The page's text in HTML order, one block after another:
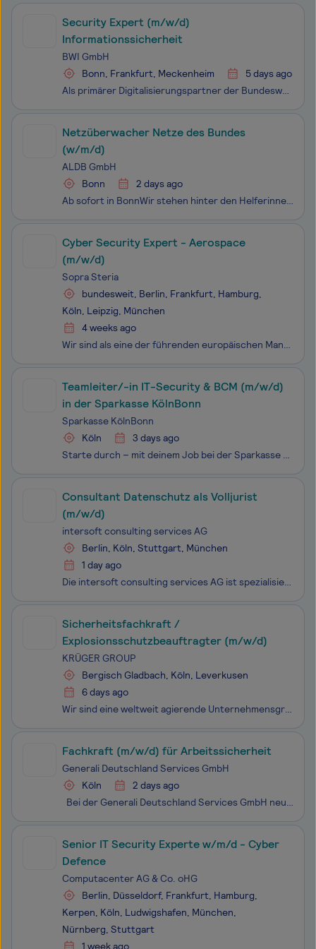
Security Expert (m/w/d)
Informationssicherheit
BWI GmbH
Bonn, Frankfurt, Meckenheim
5 days ago
Als primärer Digitalisierungspartner der Bundeswehr erbringen wir stabile, sichere und effiziente IT-Services im In- und Ausland, vom Grundbetrieb bis in den einsatznahen Bereich und tragen so zur kontinuierlichen Erhöhung der Führungs- und Einsatzfähigkeit der Bundeswehr bei. Mit über 8.000 Kolleg*
Netzüberwacher Netze des Bundes
(w/m/d)
ALDB GmbH
Bonn
2 days ago
Ab sofort in BonnWir stehen hinter den Helferinnen und Helfern in ganz Deutschland! Seit über 15 Jahren sorgen wir dafür, dass die Kommunikation von Feuerwehr, Polizei, Rettungsdiensten und den Einrichtungen der Regierung reibungslos und sicher läuft.Rund um die Uhr, an 365 Tagen im Jahr sichern wir
Cyber Security Expert - Aerospace
(m/w/d)
Sopra Steria
bundesweit, Berlin, Frankfurt, Hamburg,
Köln, Leipzig, München
4 weeks ago
Wir sind als eine der führenden europäischen Management- und Technologieberatungen ein echter Tech-Player. Wir sehen uns als Vordenker*innen, handeln und denken strategisch, entwickeln mit unseren Kunden maßgeschneiderte Lösungen, sowie präzise Prozesse und implementieren innovative Technologien. We
Teamleiter/-in IT-Security & BCM (m/w/d)
in der Sparkasse KölnBonn
Sparkasse KölnBonn
Köln
3 days ago
Starte durch – mit deinem Job bei der Sparkasse KölnBonn. Als Sparkasse arbeiten wir in der Region und für die Region. Wir gehören zu Köln und Bonn, wie die Menschen, die hier leben. Und genau das macht auch unsere Kultur aus. Wir kümmern uns nicht nur um die Finanz
Consultant Datenschutz als Volljurist
(m/w/d)
intersoft consulting services AG
Berlin, Köln, Stuttgart, München
1 day ago
Die intersoft consulting services AG ist spezialisiert auf Beratungsleistungen in den Themen Datenschutz, IT-Sicherheit und IT-Forensik. Mit der Stellung von externen Datenschutzbeauftragten sind wir einer der führenden Dienstleister in der Datenschutzberatung und nicht zuletzt mit unserem Blog und
Sicherheitsfachkraft /
Explosionsschutzbeauftragter (m/w/d)
KRÜGER GROUP
Bergisch Gladbach, Köln, Leverkusen
6 days ago
Wir sind eine weltweit agierende Unternehmensgruppe der Lebensmittelindustrie mit rund 5.700 Mitarbeiterinnen und Mitarbeitern, die in der Zentrale in Bergisch Gladbach sowie in Tochtergesellschaften an verschiedenen Produktionsstandorten im In- und Ausland beschäftigt sind. In unserem Werk in&
Fachkraft (m/w/d) für Arbeitssicherheit
Generali Deutschland Services GmbH
Köln
2 days ago
Bei der Generali Deutschland Services GmbH neue Perspektiven entdecken als Fachkraft (m/w/d) für Arbeitssicherheitin Köln Überblick Wir sind der Servicepartner der Generali Gruppe. Wir sorgen für effiziente Prozesse in Bereichen wie Insurance Customer Ser
Senior IT Security Experte w/m/d - Cyber
Defence
Computacenter AG & Co. oHG
Berlin, Düsseldorf, Frankfurt, Hamburg,
Kerpen, Köln, Ludwigshafen, München,
Nürnberg, Stuttgart
1 week ago